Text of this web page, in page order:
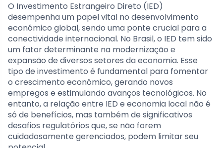
O Investimento Estrangeiro Direto (IED)
desempenha um papel vital no desenvolvimento
econômico global, sendo uma ponte crucial para a
conectividade internacional. No Brasil, o IED tem sido
um fator determinante na modernização e
expansão de diversos setores da economia. Esse
tipo de investimento é fundamental para fomentar
o crescimento econômico, gerando novos
empregos e estimulando avanços tecnológicos. No
entanto, a relação entre IED e economia local não é
só de benefícios, mas também de significativos
desafios regulatórios que, se não forem
cuidadosamente gerenciados, podem limitar seu